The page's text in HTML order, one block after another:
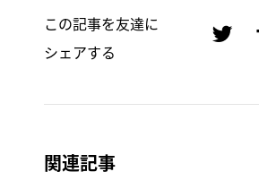
この記事を友達に
シェアする
関連記事